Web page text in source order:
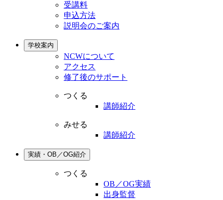
受講料
申込方法
説明会のご案内
学校案内
NCWについて
アクセス
修了後のサポート
つくる
講師紹介
みせる
講師紹介
実績・OB／OG紹介
つくる
OB／OG実績
出身監督